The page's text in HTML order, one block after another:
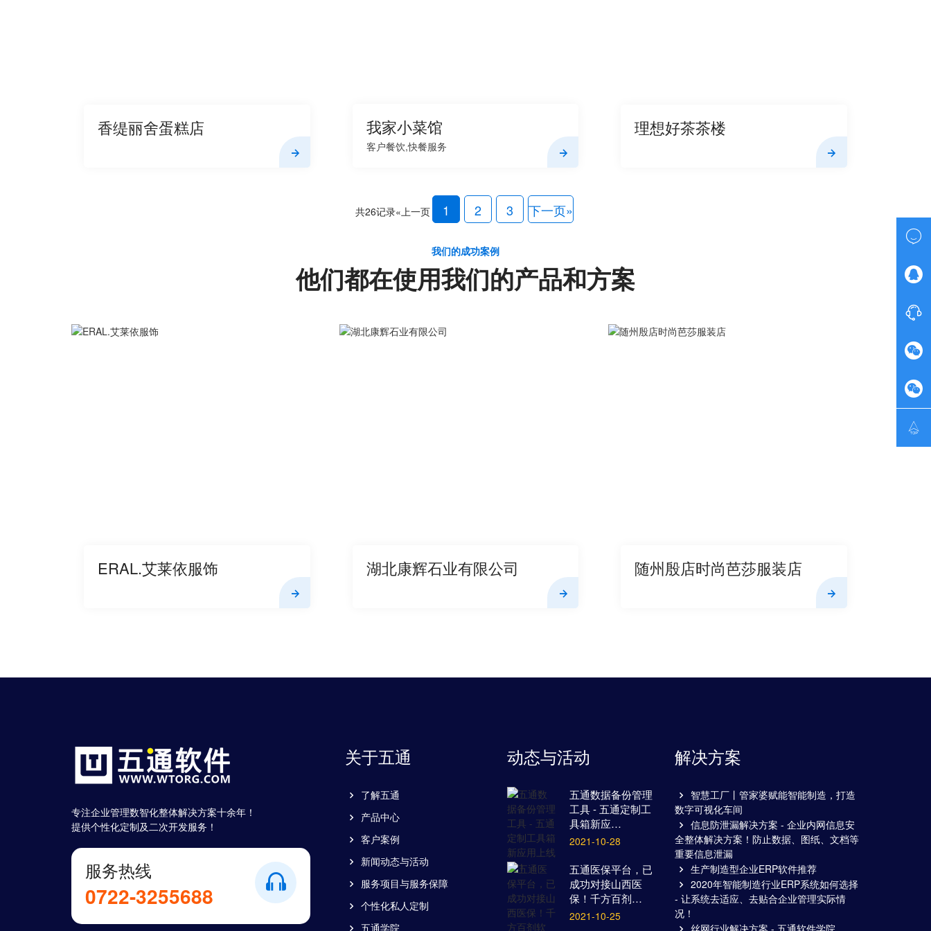
香缇丽舍蛋糕店 我家小菜馆
客户餐饮,快餐服务
理想好茶茶楼
共26记录«上一页 1 2 3 下一页»
我们的成功案例
他们都在使用我们的产品和方案
ERAL.艾莱依服饰 湖北康辉石业有限公司 随州殷店时尚芭莎服装店
专注企业管理数智化整体解决方案十余年！
提供个性化定制及二次开发服务！
服务热线
0722-3255688
关于五通
了解五通
产品中心
客户案例
新闻动态与活动
服务项目与服务保障
个性化私人定制
五通学院
动态与活动
五通数据备份管理
工具 - 五通定制工
具箱新应…
2021-10-28
五通医保平台，已
成功对接山西医
保！千方百剂…
2021-10-25
解决方案
智慧工厂丨管家婆赋能智能制造，打造
数字可视化车间
信息防泄漏解决方案 - 企业内网信息安
全整体解决方案！防止数据、图纸、文档等
重要信息泄漏
生产制造型企业ERP软件推荐
2020年智能制造行业ERP系统如何选择
- 让系统去适应、去贴合企业管理实际情
况！
丝网行业解决方案 - 五通软件学院





